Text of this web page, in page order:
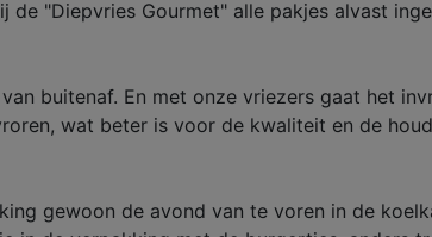
"Diepvries Gourmet" alle pakjes alvast
buitenaf. En met onze vriezers gaat het
wat beter is voor de kwaliteit en de
gewoon de avond van te voren in de